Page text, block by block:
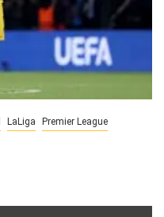
LaLiga Premier League